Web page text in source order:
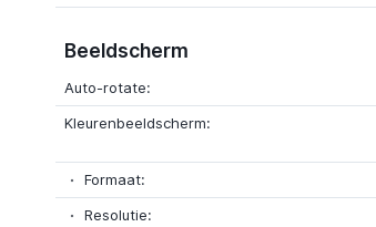
Beeldscherm
Auto-rotate:
Kleurenbeeldscherm:
Formaat:
Resolutie: